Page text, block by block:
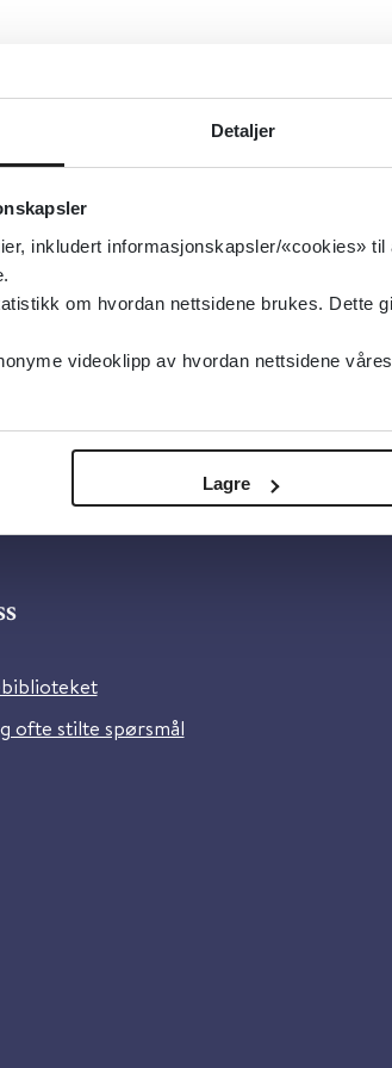
Detaljer
inkludert informasjonskapsler/«cookies»
om hvordan nettsidene brukes. Dette
videoklipp av hvordan nettsidene
Lagre
ofte stilte spørsmål